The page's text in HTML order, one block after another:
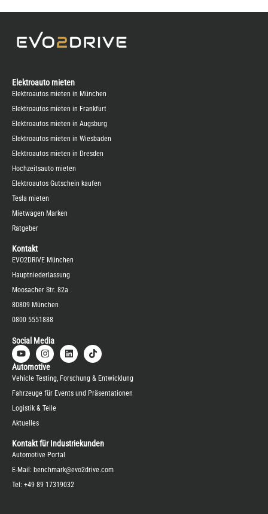
Elektroauto mieten
Elektroautos mieten in München
Elektroautos mieten in Frankfurt
Elektroautos mieten in Augsburg
Elektroautos mieten in Wiesbaden
Elektroautos mieten in Dresden
Hochzeitsauto mieten
Elektroautos Gutschein kaufen
Tesla mieten
Mietwagen Marken
Ratgeber
Kontakt
EVO2DRIVE München
Hauptniederlassung
Moosacher Str. 82a
80809 München
0800 5551888
Social Media
Automotive
Vehicle Testing, Forschung & Entwicklung
Fahrzeuge für Events und Präsentationen
Logistik & Teile
Aktuelles
Kontakt für Industriekunden
Automotive Portal
E-Mail: benchmark@evo2drive.com
Tel: +49 89 17319032